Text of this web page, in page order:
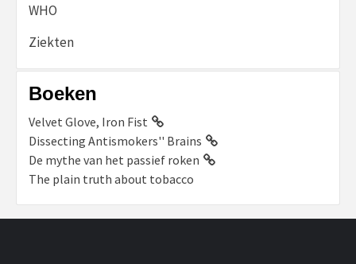
WHO
Ziekten
Boeken
Velvet Glove, Iron Fist
Dissecting Antismokers'' Brains
De mythe van het passief roken
The plain truth about tobacco